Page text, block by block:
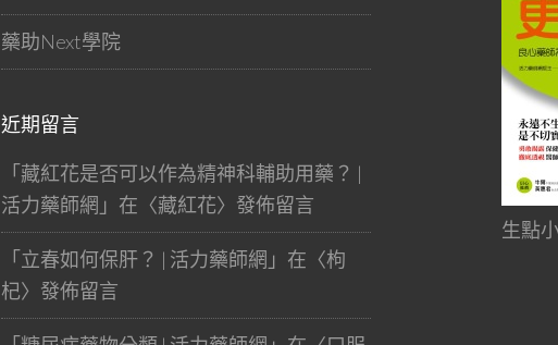
藥助Next學院
近期留言
「藏紅花是否可以作為精神科輔助用藥？ |
活力藥師網 」在〈藏紅花〉發佈留言
「立春如何保肝？ | 活力藥師網 」在〈枸
杞〉發佈留言
生點